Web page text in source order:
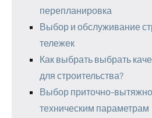
перепланировка
Выбор и обслуживание
тележек
Как выбрать выбрать
для строительства?
Выбор приточно-
техническим параметрам